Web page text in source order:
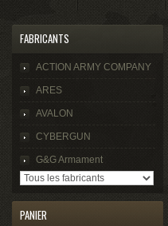
FABRICANTS
ACTION ARMY COMPANY
ARES
AVALON
CYBERGUN
G&G Armament
PANIER